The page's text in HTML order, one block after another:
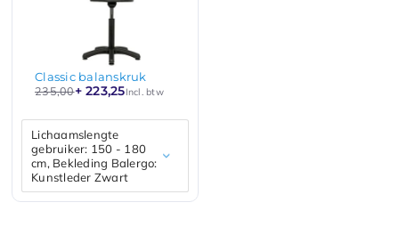
Classic balanskruk
235,00+ 223,25Incl. btw
Lichaamslengte
gebruiker: 150 - 180
cm, Bekleding Balergo:
Kunstleder Zwart